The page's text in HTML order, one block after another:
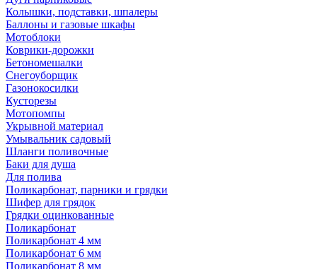
Колышки, подставки, шпалеры
Баллоны и газовые шкафы
Мотоблоки
Коврики-дорожки
Бетономешалки
Снегоуборщик
Газонокосилки
Кусторезы
Мотопомпы
Укрывной материал
Умывальник садовый
Шланги поливочные
Баки для душа
Для полива
Поликарбонат, парники и грядки
Шифер для грядок
Грядки оцинкованные
Поликарбонат
Поликарбонат 4 мм
Поликарбонат 6 мм
Поликарбонат 8 мм